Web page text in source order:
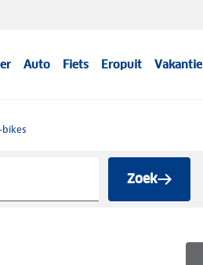
Auto Fiets Eropuit Vakantie
Zoek